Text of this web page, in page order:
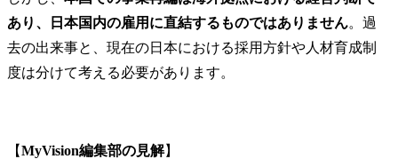
あり、日本国内の雇用に直結するものではありません。過
去の出来事と、現在の日本における採用方針や人材育成制
度は分けて考える必要があります。
【MyVision編集部の見解】